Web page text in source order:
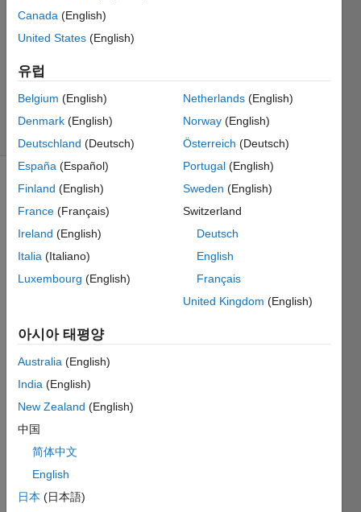
30
업데이트
시간:
2018 9월
4
조회 수:
moles
gas in
the
temp
range
of 20
Canada (English)
United States (English)
유럽
Belgium (English)
Denmark (English)
Deutschland (Deutsch)
España (Español)
Finland (English)
France (Français)
Ireland (English)
Italia (Italiano)
Luxembourg (English)
Netherlands(English)
Norway(English)
Österreich (Deutsch)
Portugal(English)
Sweden (English)
Switzerland
Deutsch
English
Français
United Kingdom (English)
아시아 태평양
Australia (English)
India (English)
New Zealand (English)
中国
简体中文
English
日本 (日本語)